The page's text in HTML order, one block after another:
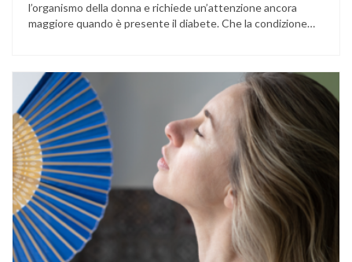
l’organismo della donna e richiede un’attenzione ancora
maggiore quando è presente il diabete. Che la condizione
volta durante la gestazione (diabete gestazionale),
mantenere …